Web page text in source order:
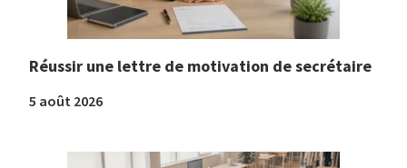
Réussir une lettre de motivation de secrétaire
5 août 2026